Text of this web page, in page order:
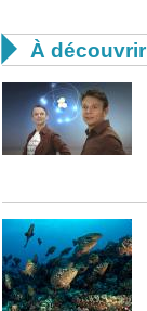
 À découvrir